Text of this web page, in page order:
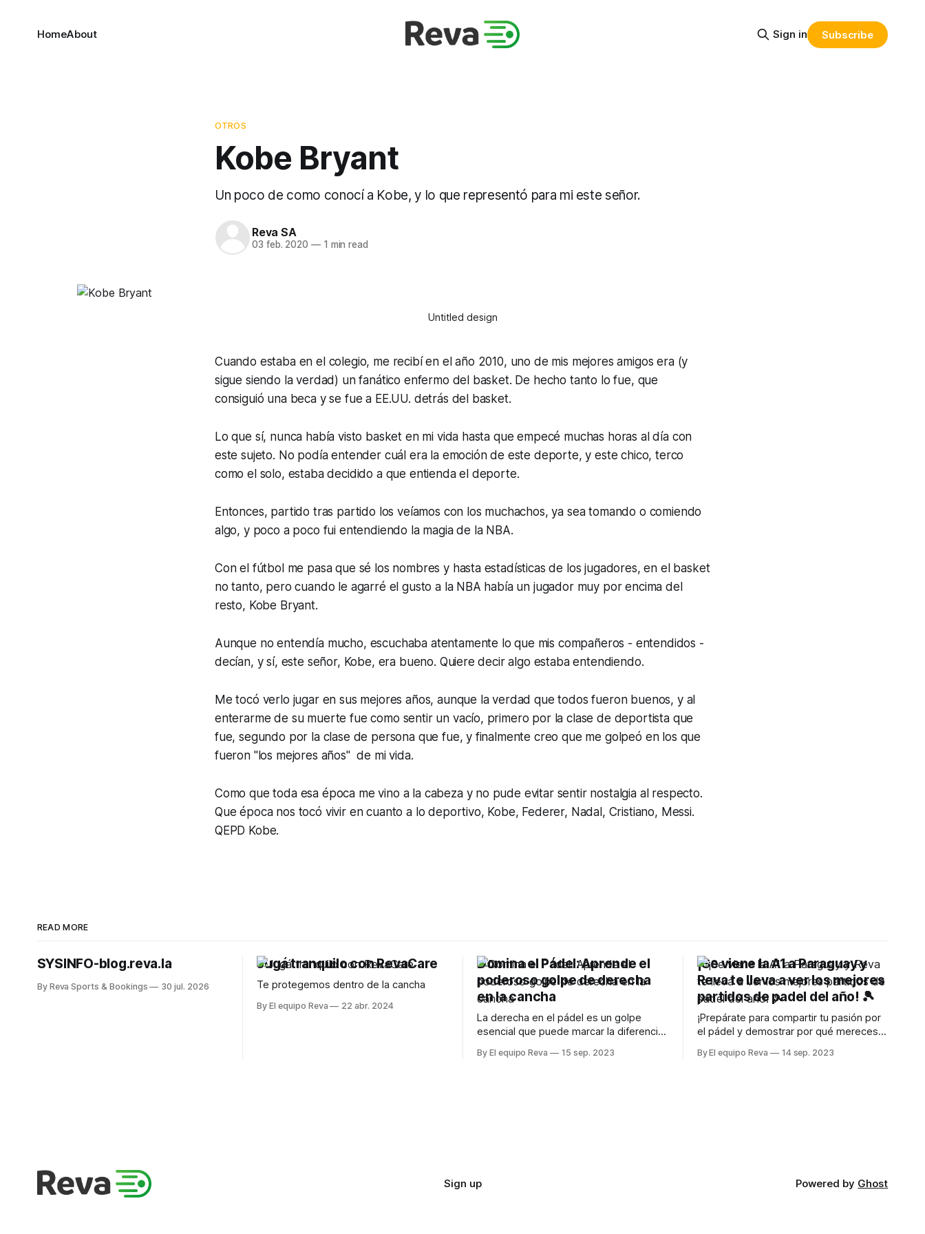
HomeAbout Sign in Subscribe
OTROS
Kobe Bryant
Un poco de como conocí a Kobe, y lo que representó para mi este señor.
Reva SA
03 feb. 2020 —1 min read
Untitled design
Cuando estaba en el colegio, me recibí en el año 2010, uno de mis mejores amigos era (y
sigue siendo la verdad) un fanático enfermo del basket. De hecho tanto lo fue, que
consiguió una beca y se fue a EE.UU. detrás del basket.
Lo que sí, nunca había visto basket en mi vida hasta que empecé muchas horas al día con
este sujeto. No podía entender cuál era la emoción de este deporte, y este chico, terco
como el solo, estaba decidido a que entienda el deporte.
Entonces, partido tras partido los veíamos con los muchachos, ya sea tomando o comiendo
algo, y poco a poco fui entendiendo la magia de la NBA.
Con el fútbol me pasa que sé los nombres y hasta estadísticas de los jugadores, en el basket
no tanto, pero cuando le agarré el gusto a la NBA había un jugador muy por encima del
resto, Kobe Bryant.
Aunque no entendía mucho, escuchaba atentamente lo que mis compañeros - entendidos -
decían, y sí, este señor, Kobe, era bueno. Quiere decir algo estaba entendiendo.
Me tocó verlo jugar en sus mejores años, aunque la verdad que todos fueron buenos, y al
enterarme de su muerte fue como sentir un vacío, primero por la clase de deportista que
fue, segundo por la clase de persona que fue, y finalmente creo que me golpeó en los que
fueron "los mejores años" de mi vida.
Como que toda esa época me vino a la cabeza y no pude evitar sentir nostalgia al respecto.
Que época nos tocó vivir en cuanto a lo deportivo, Kobe, Federer, Nadal, Cristiano, Messi.
QEPD Kobe.
READ MORE
SYSINFO-blog.reva.la
By Reva Sports & Bookings 30 jul. 2026
Jugá tranquilo con RevaCare
Te protegemos dentro de la cancha
By El equipo Reva 22 abr. 2024
Domina el Pádel: Aprende el
poderoso golpe de derecha
en la cancha
La derecha en el pádel es un golpe
esencial que puede marcar la diferencia
By El equipo Reva 15 sep. 2023
¡Se viene la A1 a Paraguay y
Reva te lleva a ver los mejores
partidos de padel del año! 🎾
¡Prepárate para compartir tu pasión por
el pádel y demostrar por qué mereces
By El equipo Reva 14 sep. 2023
Sign up Powered by Ghost